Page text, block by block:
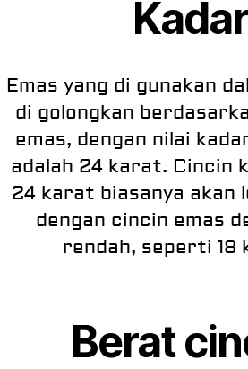
Emas yang di gunakan
di golongkan
emas, dengan nilai
adalah 24 karat. Cincin
24 karat biasanya akan
dengan cincin emas
rendah, seperti 18
Berat